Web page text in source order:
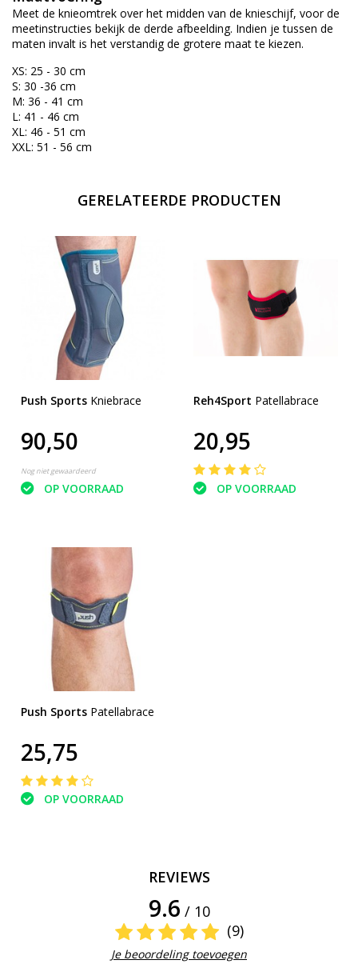
Meet de knieomtrek over het midden van de knieschijf, voor de
meetinstructies bekijk de derde afbeelding. Indien je tussen de
maten invalt is het verstandig de grotere maat te kiezen.
XS: 25 - 30 cm
S: 30 -36 cm
M: 36 - 41 cm
L: 41 - 46 cm
XL: 46 - 51 cm
XXL: 51 - 56 cm
GERELATEERDE PRODUCTEN
Push Sports Kniebrace
90,50
Nog niet gewaardeerd
OP VOORRAAD
Reh4Sport Patellabrace
20,95
OP VOORRAAD
Push Sports Patellabrace
25,75
OP VOORRAAD
REVIEWS
9.6 / 10
(9)
Je beoordeling toevoegen